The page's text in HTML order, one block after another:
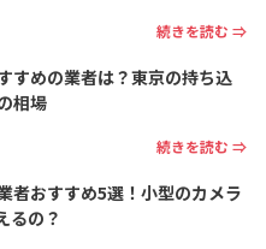
続きを読む ⇒
すめの業者は？東京の持ち込
相場
続きを読む ⇒
者おすすめ5選！小型のカメラ
るの？